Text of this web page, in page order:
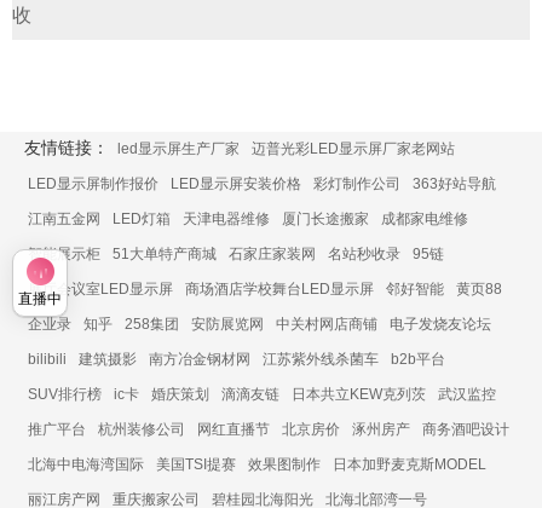
收
友情链接： led显示屏生产厂家 迈普光彩LED显示屏厂家老网站
LED显示屏制作报价 LED显示屏安装价格 彩灯制作公司 363好站导航
江南五金网 LED灯箱 天津电器维修 厦门长途搬家 成都家电维修
智能展示柜 51大单特产商城 石家庄家装网 名站秒收录 95链
展厅会议室LED显示屏 商场酒店学校舞台LED显示屏 邻好智能 黄页88
企业录 知乎 258集团 安防展览网 中关村网店商铺 电子发烧友论坛
bilibili 建筑摄影 南方冶金钢材网 江苏紫外线杀菌车 b2b平台
SUV排行榜 ic卡 婚庆策划 滴滴友链 日本共立KEW克列茨 武汉监控
推广平台 杭州装修公司 网红直播节 北京房价 涿州房产 商务酒吧设计
北海中电海湾国际 美国TSI提赛 效果图制作 日本加野麦克斯MODEL
丽江房产网 重庆搬家公司 碧桂园北海阳光 北海北部湾一号
直播中